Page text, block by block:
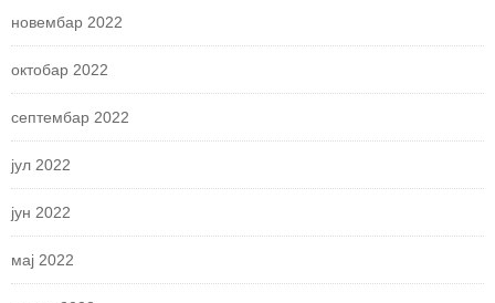
новембар 2022
октобар 2022
септембар 2022
јул 2022
јун 2022
мај 2022